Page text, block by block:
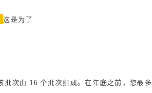
这是为了
批次由 16 个批次组成。在年底之前，您最多